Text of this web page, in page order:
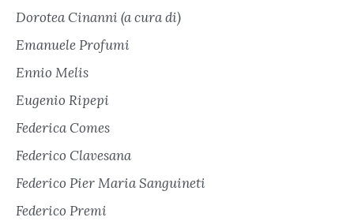
Dorotea Cinanni (a cura di)
Emanuele Profumi
Ennio Melis
Eugenio Ripepi
Federica Comes
Federico Clavesana
Federico Pier Maria Sanguineti
Federico Premi